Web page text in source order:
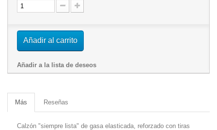
Añadir al carrito
Añadir a la lista de deseos
Más Reseñas
Calzón "siempre lista" de gasa elasticada, reforzado con tiras